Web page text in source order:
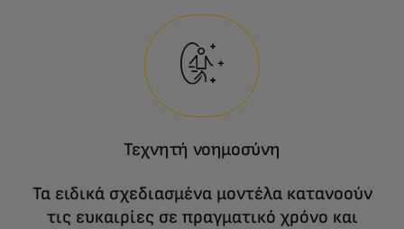
Τεχνητή νοημοσύνη
Τα ειδικά σχεδιασμένα μοντέλα κατανοούν
τις ευκαιρίες σε πραγματικό χρόνο και